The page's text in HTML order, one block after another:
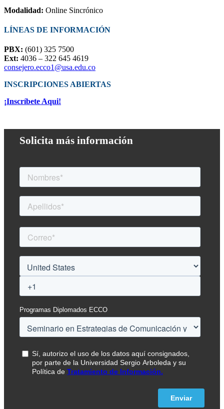
Modalidad: Online Sincrónico
LÍNEAS DE INFORMACIÓN
PBX: (601) 325 7500
Ext: 4036 – 322 645 4619
consejero.ecco1@usa.edu.co
INSCRIPCIONES ABIERTAS
¡Inscríbete Aqui!
Solicita más información